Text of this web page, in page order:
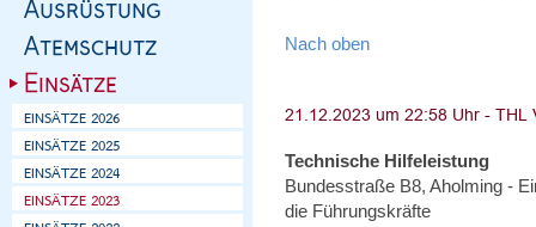
Nach oben
Technische Hilfeleistung
Bundesstraße B8, Aholming -
die Führungskräfte